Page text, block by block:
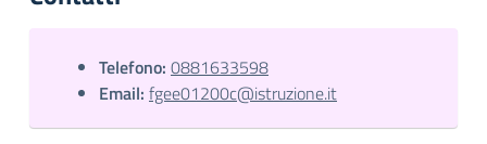
Telefono: 0881633598
Email: fgee01200c@istruzione.it